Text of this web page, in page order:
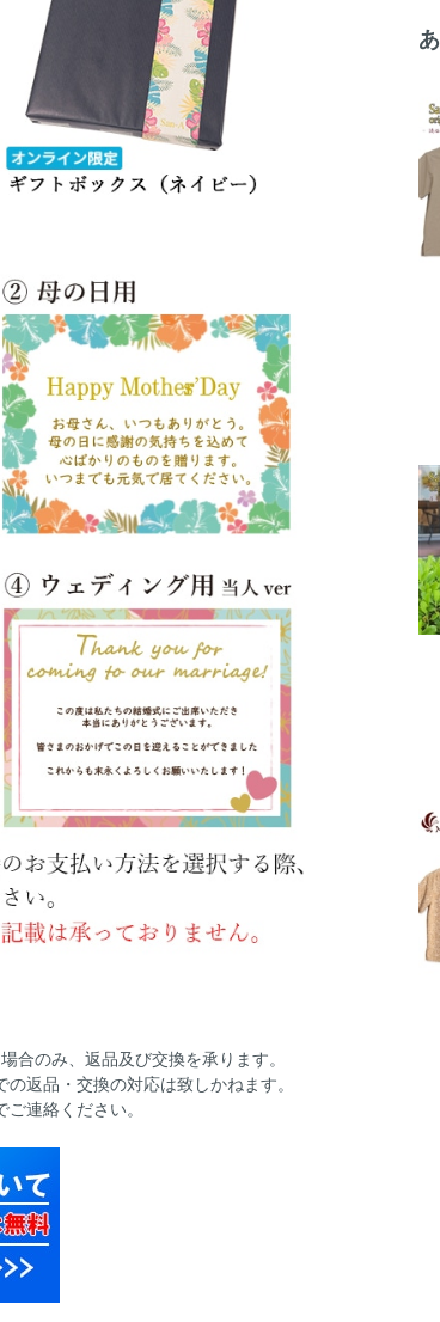
合のみ、返品及び交換を承ります。
返品・交換の対応は致しかねます。
連絡ください。